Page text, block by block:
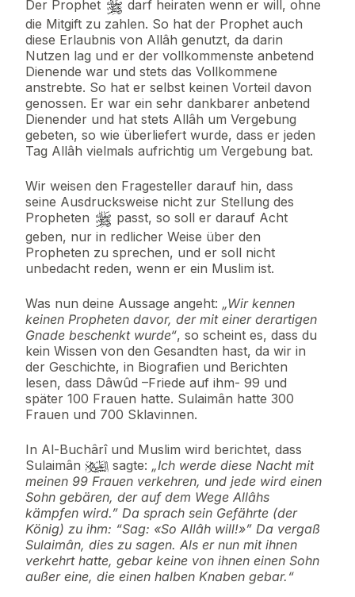
Der Prophet
darf heiraten wenn er will, ohne
die Mitgift zu zahlen. So hat der Prophet auch
diese Erlaubnis von Allâh genutzt, da darin
Nutzen lag und er der vollkommenste anbetend
Dienende war und stets das Vollkommene
anstrebte. So hat er selbst keinen Vorteil davon
genossen. Er war ein sehr dankbarer anbetend
Dienender und hat stets Allâh um Vergebung
gebeten, so wie überliefert wurde, dass er jeden
Tag Allâh vielmals aufrichtig um Vergebung bat.
Wir weisen den Fragesteller darauf hin, dass
seine Ausdrucksweise nicht zur Stellung des
Propheten
passt, so soll er darauf Acht
geben, nur in redlicher Weise über den
Propheten zu sprechen, und er soll nicht
unbedacht reden, wenn er ein Muslim ist.
Was nun deine Aussage angeht: „Wir kennen
keinen Propheten davor, der mit einer derartigen
Gnade beschenkt wurde“, so scheint es, dass du
kein Wissen von den Gesandten hast, da wir in
der Geschichte, in Biografien und Berichten
lesen, dass Dâwûd –Friede auf ihm- 99 und
später 100 Frauen hatte. Sulaimân hatte 300
Frauen und 700 Sklavinnen.
In Al-Buchârî und Muslim wird berichtet, dass
Sulaimân
sagte: „Ich werde diese Nacht mit
meinen 99 Frauen verkehren, und jede wird einen
Sohn gebären, der auf dem Wege Allâhs
kämpfen wird.” Da sprach sein Gefährte (der
König) zu ihm: “Sag: «So Allâh will!»” Da vergaß
Sulaimân, dies zu sagen. Als er nun mit ihnen
verkehrt hatte, gebar keine von ihnen einen Sohn
außer eine, die einen halben Knaben gebar.“